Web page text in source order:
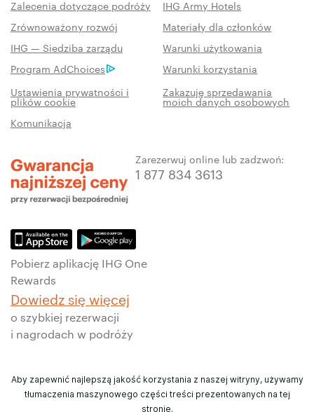
Zalecenia dotyczące podróży
IHG Army Hotels
Zrównoważony rozwój
Materiały dla członków
IHG — Siedziba zarządu
Warunki użytkowania
Program AdChoices
Warunki korzystania
Ustawienia prywatności i
plików cookie
Zakazuję sprzedawania
moich danych osobowych
Komunikacja
Zarezerwuj online lub zadzwoń:
1 877 834 3613
Pobierz aplikację IHG One
Rewards
Dowiedz się więcej
o szybkiej rezerwacji
i nagrodach w podróży
Aby zapewnić najlepszą jakość korzystania z naszej witryny, używamy
tłumaczenia maszynowego części treści prezentowanych na tej
stronie.